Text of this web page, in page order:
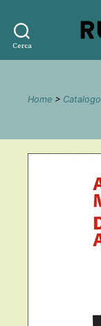
Cerca
Home > Catalogo